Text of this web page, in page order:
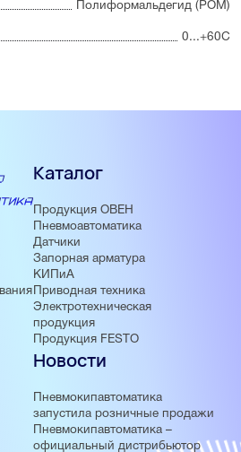
Полиформальдегид (POM)
0...+60С
Каталог
Продукция ОВЕН
Пневмоавтоматика
Датчики
Запорная арматура
КИПиА
Приводная техника
Электротехническая
продукция
Продукция FESTO
Новости
Пневмокипавтоматика
запустила розничные продажи
Пневмокипавтоматика –
официальный дистрибьютор